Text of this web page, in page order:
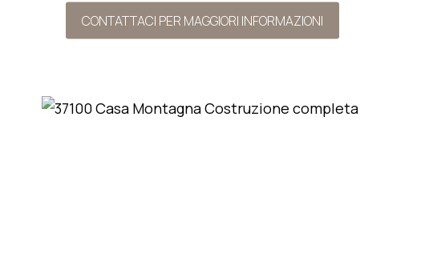
CONTATTACI PER MAGGIORI INFORMAZIONI